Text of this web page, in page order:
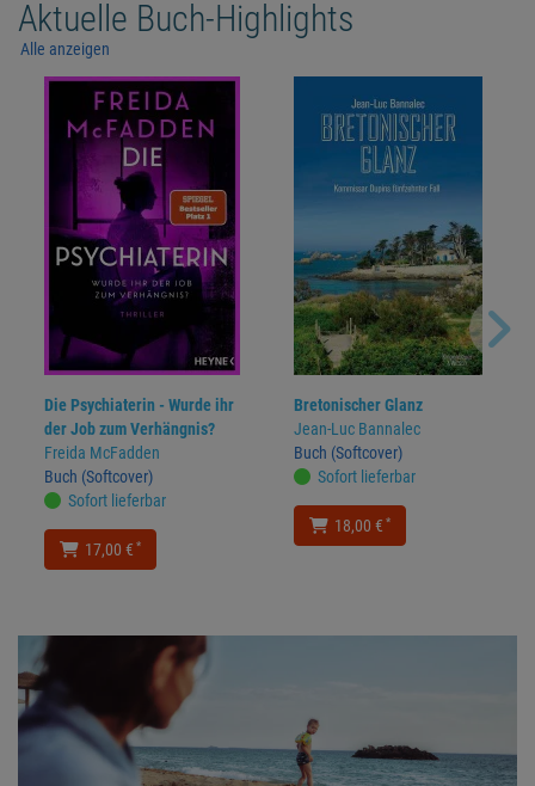
Aktuelle Buch-Highlights
Alle anzeigen
Die Psychiaterin - Wurde ihr
der Job zum Verhängnis?
Freida McFadden
Buch (Softcover)
Sofort lieferbar
17,00 € *
Bretonischer Glanz
Jean-Luc Bannalec
Buch (Softcover)
Sofort lieferbar
18,00 € *